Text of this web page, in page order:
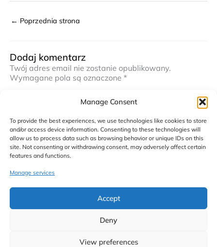
Manage Consent
To provide the best experiences, we use technologies like cookies to store
and/or access device information. Consenting to these technologies will
allow us to process data such as browsing behavior or unique IDs on this
site. Not consenting or withdrawing consent, may adversely affect certain
features and functions.
Manage services
Accept
Deny
View preferences
← Poprzednia strona
Dodaj komentarz
Twój adres email nie zostanie opublikowany.
Wymagane pola są oznaczone *